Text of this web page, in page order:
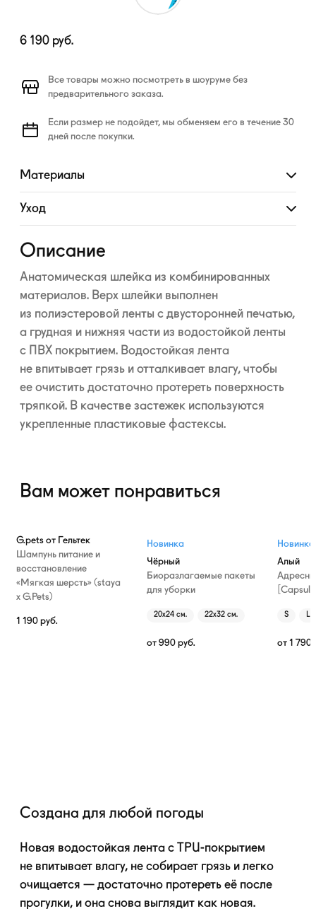
6 190 руб.
Все товары можно посмотреть в шоуруме без
предварительного заказа.
Если размер не подойдет, мы обменяем его в течение 30
дней после покупки.
Материалы
Развернуть
Уход
Развернуть
Описание
Анатомическая шлейка из комбинированных
материалов. Верх шлейки выполнен
из полиэстеровой ленты с двусторонней печатью,
а грудная и нижняя части из водостойкой ленты
с ПВХ покрытием. Водостойкая лента
не впитывает грязь и отталкивает влагу, чтобы
ее очистить достаточно протереть поверхность
тряпкой. В качестве застежек используются
укрепленные пластиковые фастексы.
Вам может понравиться
G.pets от Гельтек
Шампунь питание и
восстановление
«Мягкая шерсть» (staya
х G.Pets)
1 190 руб.
Новинка
Чёрный
Биоразлагаемые пакеты
для уборки
20х24 см. 22х32 см.
от 990 руб.
Новинка
Алый
S L
от 1 790
Создана для любой погоды
Новая водостойкая лента с TPU-покрытием
не впитывает влагу, не собирает грязь и легко
очищается — достаточно протереть её после
прогулки, и она снова выглядит как новая.